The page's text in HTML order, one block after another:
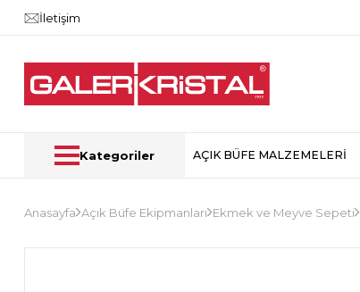
İletişim
Kategoriler AÇIK BÜFE MALZEMELERİ
Anasayfa Açık Büfe Ekipmanları Ekmek ve Meyve Sepeti